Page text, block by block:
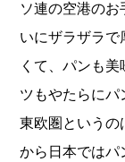
ソ連の空港の
いにザラザラで
くて、パンも
ツもやたらにパ
東欧圏というの
から日本ではパ